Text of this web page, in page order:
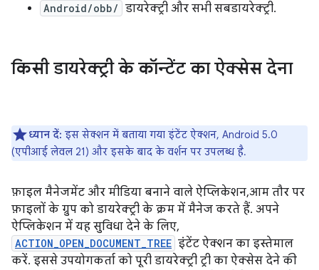
Android/obb/ डायरेक्ट्री और सभी सबडायरेक्ट्री.
किसी डायरेक्ट्री के कॉन्टेंट का ऐक्सेस देना
ध्यान दें: इस सेक्शन में बताया गया इंटेंट ऐक्शन, Android 5.0
(एपीआई लेवल 21) और इसके बाद के वर्शन पर उपलब्ध है.
फ़ाइल मैनेजमेंट और मीडिया बनाने वाले ऐप्लिकेशन, आम तौर पर
फ़ाइलों के ग्रुप को डायरेक्ट्री के क्रम में मैनेज करते हैं. अपने
ऐप्लिकेशन में यह सुविधा देने के लिए,
ACTION_OPEN_DOCUMENT_TREE इंटेंट ऐक्शन का इस्तेमाल
करें. इससे उपयोगकर्ता को पूरी डायरेक्ट्री ट्री का ऐक्सेस देने की